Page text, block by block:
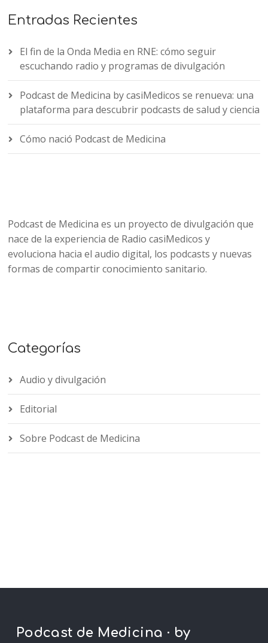
Entradas Recientes
El fin de la Onda Media en RNE: cómo seguir
escuchando radio y programas de divulgación
Podcast de Medicina by casiMedicos se renueva: una
plataforma para descubrir podcasts de salud y ciencia
Cómo nació Podcast de Medicina
Podcast de Medicina es un proyecto de divulgación que
nace de la experiencia de Radio casiMedicos y
evoluciona hacia el audio digital, los podcasts y nuevas
formas de compartir conocimiento sanitario.
Categorías
Audio y divulgación
Editorial
Sobre Podcast de Medicina
Podcast de Medicina · by